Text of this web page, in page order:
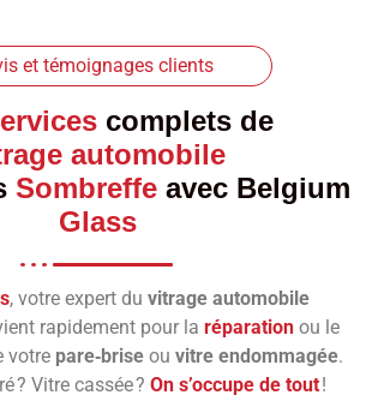
et témoignages clients
complets de
automobile
Sombreffeavec Belgium
Glass
, votre expert du vitrage automobile
rapidement pour la réparation ou le
votre pare‑briseou vitre endommagée.
? Vitre cassée ? On s’occupe de tout!